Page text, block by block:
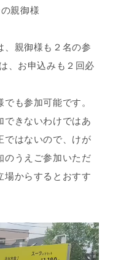
親御様
親御様も２名の参
、お申込みも２回必
も参加可能です。
きないわけではあ
ではないので、けが
のうえご参加いただ
場からするとおすす